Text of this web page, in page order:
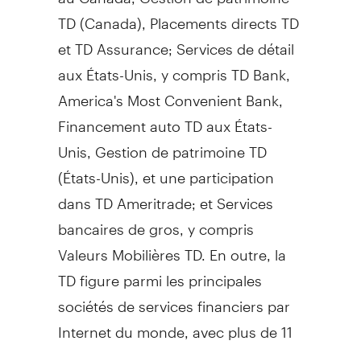
TD (Canada), Placements directs TD
et TD Assurance; Services de détail
aux États-Unis, y compris TD Bank,
America's Most Convenient Bank,
Financement auto TD aux États-
Unis, Gestion depatrimoine TD
(États-Unis), et une participation
dans TD Ameritrade; et Services
bancaires de gros, y compris
Valeurs Mobilières TD. En outre, la
TD figure parmi les principales
sociétés de services financiers par
Internet du monde, avec plus de 11